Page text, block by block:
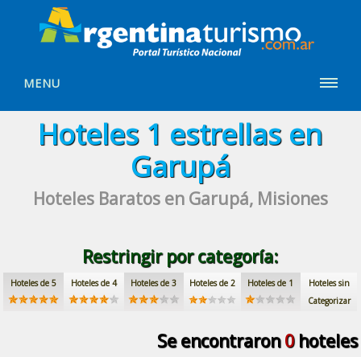
MENU
Hoteles 1 estrellasen
Garupá
Hoteles Baratosen Garupá, Misiones
Restringir por categoría:
Hoteles de 5 Hoteles de 4 Hoteles de 3 Hoteles de 2 Hoteles de 1
Hoteles sin
Categorizar
Se encontraron0hoteles